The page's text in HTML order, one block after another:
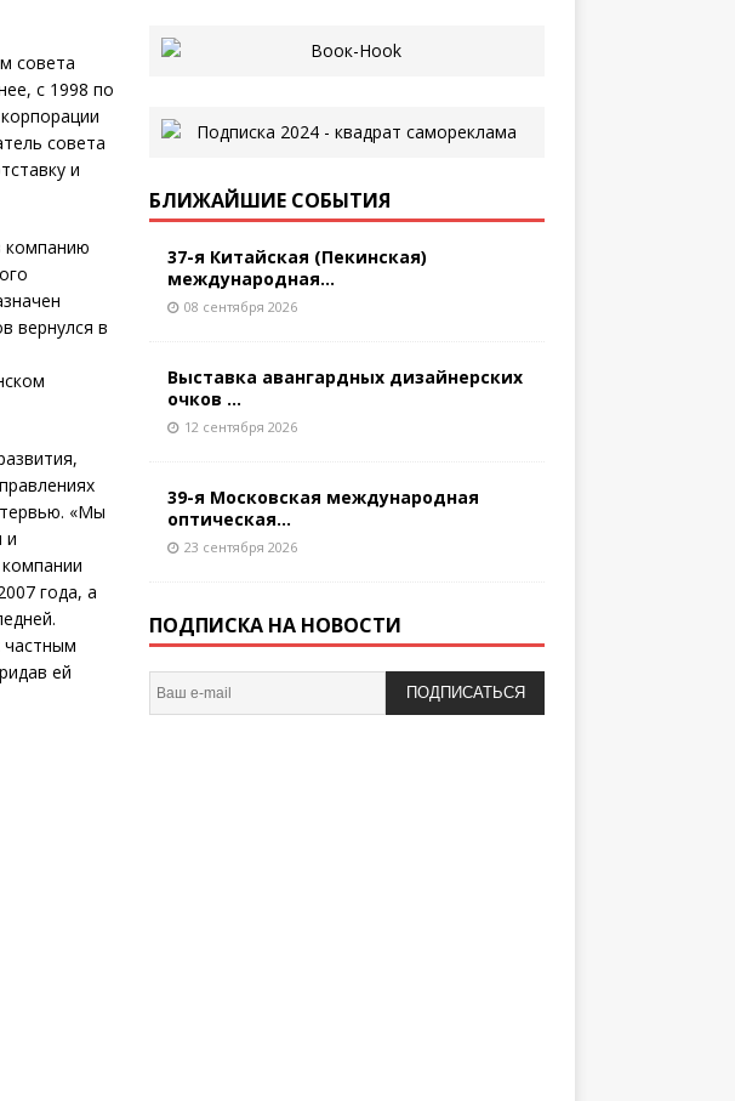
совета
с 1998 по
совета
и
компанию
вернулся в
«Мы
и
года, а
ей
БЛИЖАЙШИЕ СОБЫТИЯ
37-я Китайская (Пекинская)
международная...
08 сентября 2026
Выставка авангардных дизайнерских
очков ...
12 сентября 2026
39-я Московская международная
оптическая...
23 сентября 2026
ПОДПИСКА НА НОВОСТИ
ПОДПИСАТЬСЯ